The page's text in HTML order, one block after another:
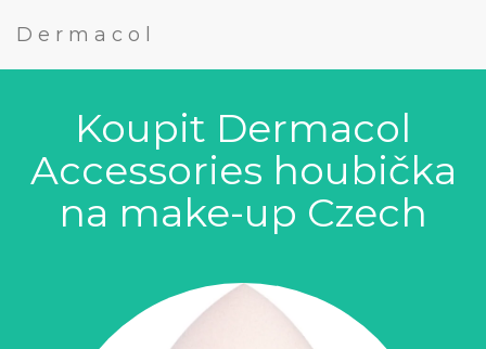
Dermacol
Koupit Dermacol
Accessories houbička
na make-up Czech